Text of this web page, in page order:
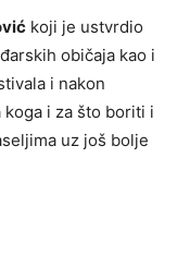
koji je ustvrdio
običaja kao i
i nakon
i za što boriti i
uz još bolje